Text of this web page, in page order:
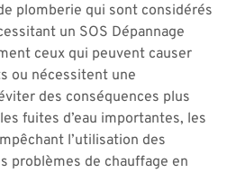
plomberie qui sont considérés
un SOS Dépannage
ceux qui peuvent causer
ou nécessitent une
des conséquences plus
fuites d’eau importantes, les
l’utilisation des
problèmes de chauffage en